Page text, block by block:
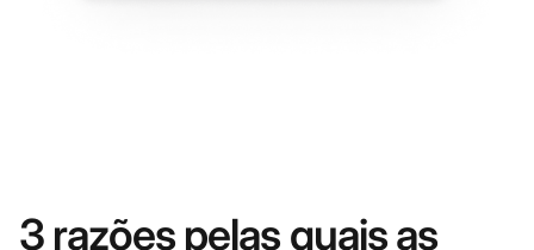
3 razões pelas quais as